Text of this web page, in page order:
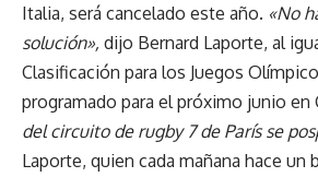
Italia, será cancelado este año. «No
solución», dijo Bernard Laporte, al
Clasificación para los Juegos
programado para el próximo junio en
del circuito de rugby 7 de París se
Laporte, quien cada mañana hace un